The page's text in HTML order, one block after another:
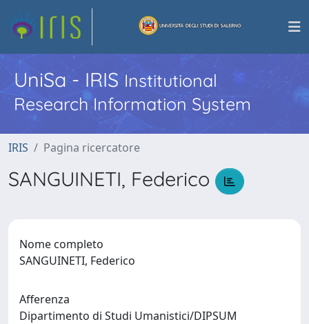
UniSa - IRISInstitutional
Research Information System
IRIS Pagina ricercatore
SANGUINETI, Federico
Nome completo
SANGUINETI, Federico
Afferenza
Dipartimento di Studi Umanistici/DIPSUM